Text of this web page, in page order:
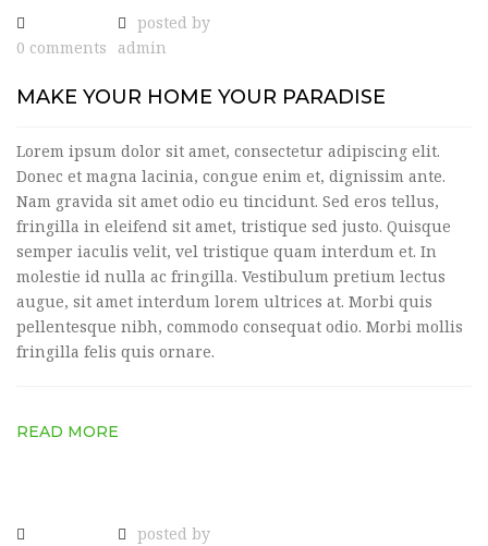
0 comments
posted by
admin
MAKE YOUR HOME YOUR PARADISE
Lorem ipsum dolor sit amet, consectetur adipiscing elit.
Donec et magna lacinia, congue enim et, dignissim ante.
Nam gravida sit amet odio eu tincidunt. Sed eros tellus,
fringilla in eleifend sit amet, tristique sed justo. Quisque
semper iaculis velit, vel tristique quam interdum et. In
molestie id nulla ac fringilla. Vestibulum pretium lectus
augue, sit amet interdum lorem ultrices at. Morbi quis
pellentesque nibh, commodo consequat odio. Morbi mollis
fringilla felis quis ornare.
READ MORE
posted by